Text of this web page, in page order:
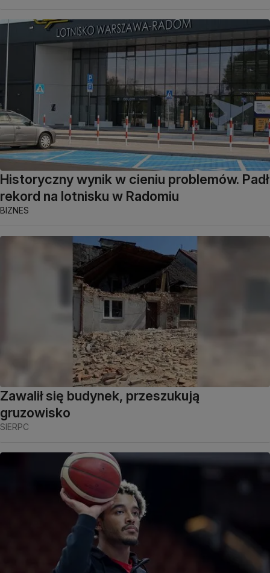
Historyczny wynik w cieniu problemów. Padł
rekord na lotnisku w Radomiu
BIZNES
Zawalił się budynek, przeszukują
gruzowisko
SIERPC